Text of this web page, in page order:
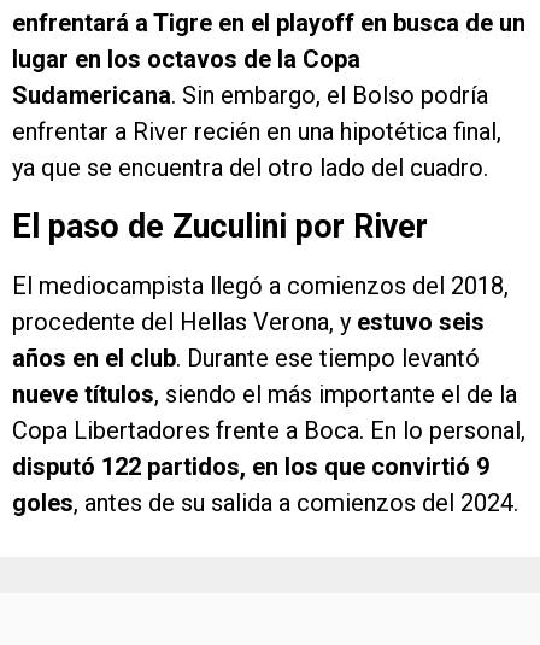
enfrentará a Tigre en el playoff en busca de un
lugar en los octavos de la Copa
Sudamericana. Sin embargo, el Bolso podría
enfrentar a River recién en una hipotética final,
ya que se encuentra del otro lado del cuadro.
El paso de Zuculini por River
El mediocampista llegó a comienzos del 2018,
procedente del Hellas Verona, y estuvo seis
años en el club. Durante ese tiempo levantó
nueve títulos, siendo el más importante el de la
Copa Libertadores frente a Boca. En lo personal,
disputó 122 partidos, en los que convirtió 9
goles, antes de su salida a comienzos del 2024.